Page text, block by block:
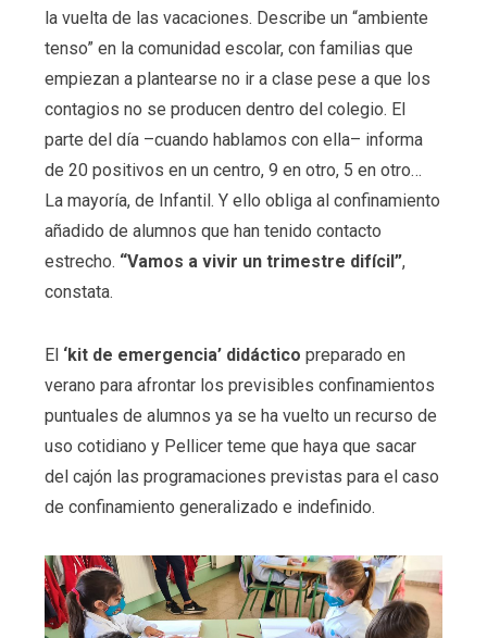
la vuelta de las vacaciones. Describe un “ambiente
tenso” en la comunidad escolar, con familias que
empiezan a plantearse no ir a clase pese a que los
contagios no se producen dentro del colegio. El
parte del día –cuando hablamos con ella– informa
de 20 positivos en un centro, 9 en otro, 5 en otro…
La mayoría, de Infantil. Y ello obliga al confinamiento
añadido de alumnos que han tenido contacto
estrecho. “Vamos a vivir un trimestre difícil”,
constata.
El ‘kit de emergencia’ didáctico preparado en
verano para afrontar los previsibles confinamientos
puntuales de alumnos ya se ha vuelto un recurso de
uso cotidiano y Pellicer teme que haya que sacar
del cajón las programaciones previstas para el caso
de confinamiento generalizado e indefinido.